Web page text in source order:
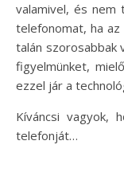
valamivel, és nem
telefonomat, ha
talán szorosabbak
figyelmünket,
ezzel jár a
Kíváncsi vagyok,
telefonját…